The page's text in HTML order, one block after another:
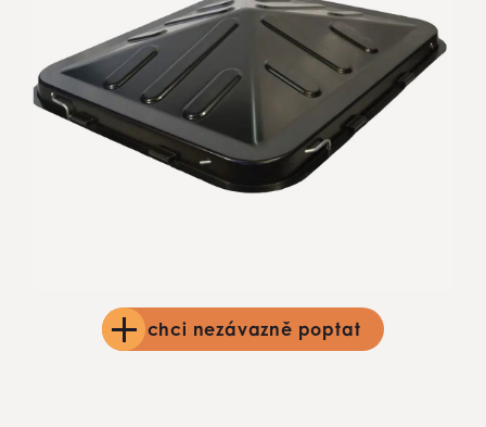
chci nezávazně poptat